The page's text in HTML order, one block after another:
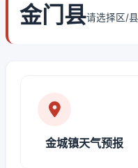
金门县请选择区/
金城镇天气预报